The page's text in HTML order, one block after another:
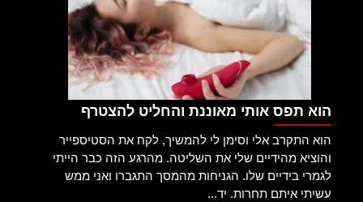
הוא תפס אותי מאוננת והחליט להצטרף
הוא התקרב אלי וסימן לי להמשיך, לקח את הסטיספייר
והוציא מהידיים שלי את השליטה. מהרגע הזה כבר הייתי
לגמרי בידיים שלו. הגניחות מהמסך התגברו ואני ממש
עשיתי איתם תחרות. יד...